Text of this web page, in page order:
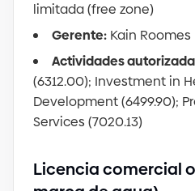
limitada(free zone)
Gerente: Kain Roomes
Actividades
(6312.00); Investment in
Development(6499.90);
Services (7020.13)
Licencia comercial